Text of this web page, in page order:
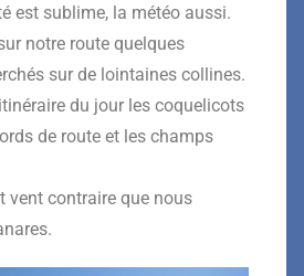
est sublime, la météo aussi.
notre route quelques
sur de lointaines collines.
du jour les coquelicots
de route et les champs
vent contraire que nous